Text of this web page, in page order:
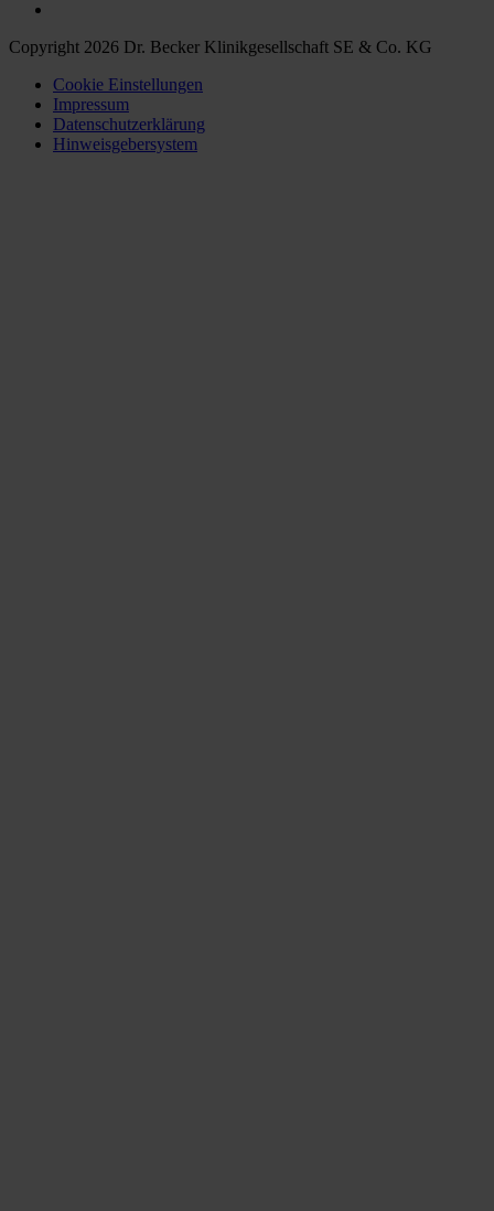
Copyright 2026 Dr. Becker Klinikgesellschaft SE & Co. KG
Cookie Einstellungen
Impressum
Datenschutzerklärung
Hinweisgebersystem